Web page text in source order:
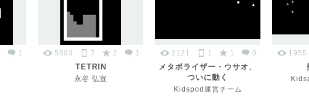
1 5893 7 2 1
TETRIN
永谷 弘宣
2121 1 1 0
メタボライザー・ウサオ、
ついに動く
Kidspod運営チーム
1955